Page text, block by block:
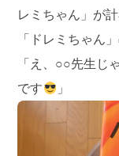
レミちゃん」が
「ドレミちゃん
「え、○○先生じ
です
」